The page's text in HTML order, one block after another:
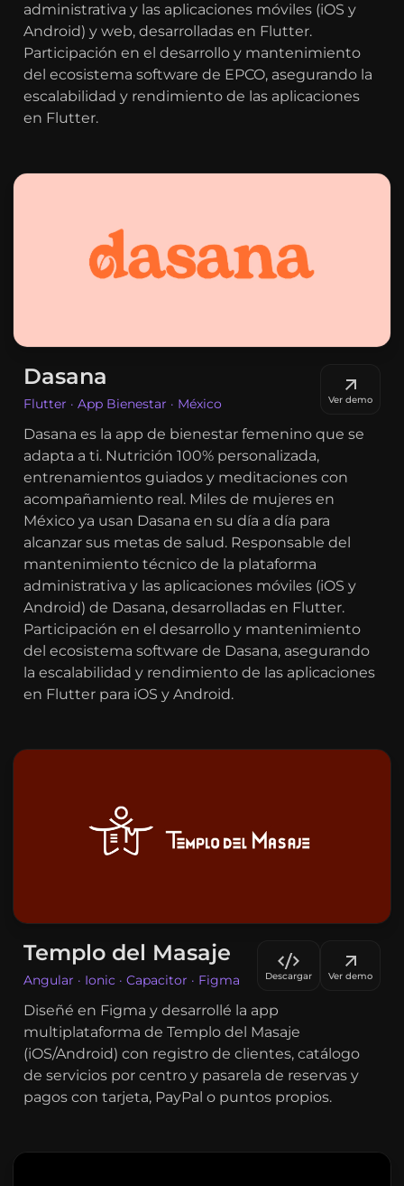
administrativa y las aplicaciones móviles (iOS y
Android) y web, desarrolladas en Flutter.
Participación en el desarrollo y mantenimiento
del ecosistema software de EPCO, asegurando la
escalabilidad y rendimiento de las aplicaciones
en Flutter.
Dasana
Flutter · App Bienestar · México Ver demo
Dasana es la app de bienestar femenino que se
adapta a ti. Nutrición 100% personalizada,
entrenamientos guiados y meditaciones con
acompañamiento real. Miles de mujeres en
México ya usan Dasana en su día a día para
alcanzar sus metas de salud. Responsable del
mantenimiento técnico de la plataforma
administrativa y las aplicaciones móviles (iOS y
Android) de Dasana, desarrolladas en Flutter.
Participación en el desarrollo y mantenimiento
del ecosistema software de Dasana, asegurando
la escalabilidad y rendimiento de las aplicaciones
en Flutter para iOS y Android.
Templo del Masaje
Angular · Ionic · Capacitor · Figma Descargar Ver demo
Diseñé en Figma y desarrollé la app
multiplataforma de Templo del Masaje
(iOS/Android) con registro de clientes, catálogo
de servicios por centro y pasarela de reservas y
pagos con tarjeta, PayPal o puntos propios.